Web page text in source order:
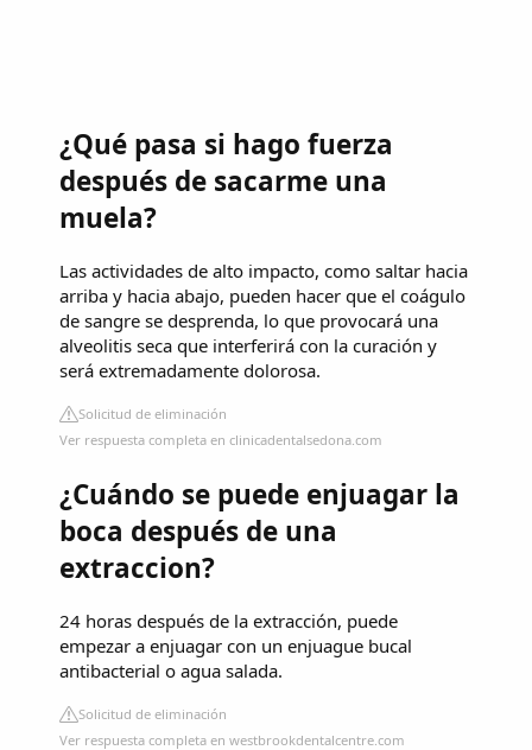
¿Qué pasa si hago fuerza
después de sacarme una
muela?
Las actividades de alto impacto, como saltar hacia
arriba y hacia abajo, pueden hacer que el coágulo
de sangre se desprenda, lo que provocará una
alveolitis seca que interferirá con la curación y
será extremadamente dolorosa.
Solicitud de eliminación
Ver respuesta completa en clinicadentalsedona.com
¿Cuándo se puede enjuagar la
boca después de una
extraccion?
24 horas después de la extracción, puede
empezar a enjuagar con un enjuague bucal
antibacterial o agua salada.
Solicitud de eliminación
Ver respuesta completa en westbrookdentalcentre.com